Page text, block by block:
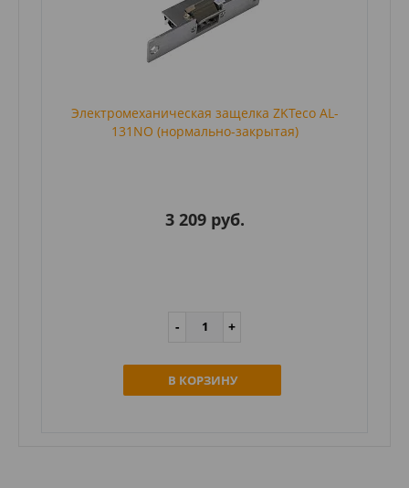
Электромеханическая защелка ZKTeco AL-
131NO (нормально-закрытая)
3 209 руб.
В КОРЗИНУ